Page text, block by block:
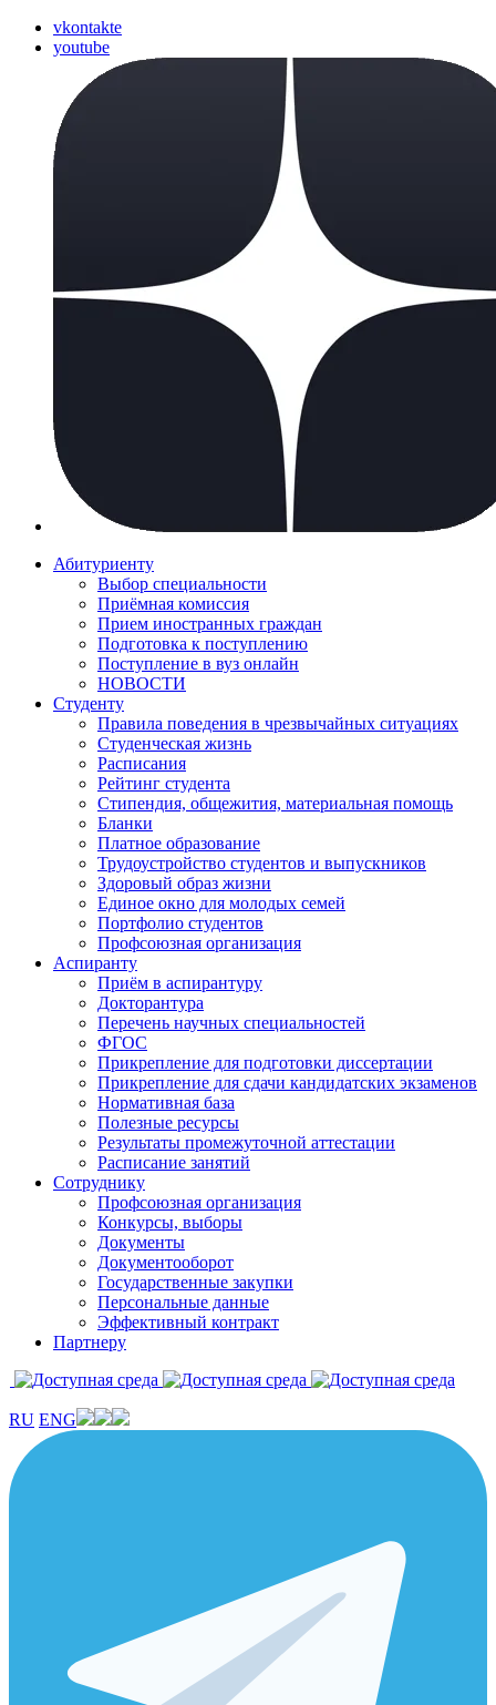
vkontakte
youtube
Абитуриенту
Выбор специальности
Приёмная комиссия
Прием иностранных граждан
Подготовка к поступлению
Поступление в вуз онлайн
НОВОСТИ
Студенту
Правила поведения в чрезвычайных ситуациях
Студенческая жизнь
Расписания
Рейтинг студента
Стипендия, общежития, материальная помощь
Бланки
Платное образование
Трудоустройство студентов и выпускников
Здоровый образ жизни
Единое окно для молодых семей
Портфолио студентов
Профсоюзная организация
Аспиранту
Приём в аспирантуру
Докторантура
Перечень научных специальностей
ФГОС
Прикрепление для подготовки диссертации
Прикрепление для сдачи кандидатских экзаменов
Нормативная база
Полезные ресурсы
Результаты промежуточной аттестации
Расписание занятий
Сотруднику
Профсоюзная организация
Конкурсы, выборы
Документы
Документооборот
Государственные закупки
Персональные данные
Эффективный контракт
Партнеру
RU ENG